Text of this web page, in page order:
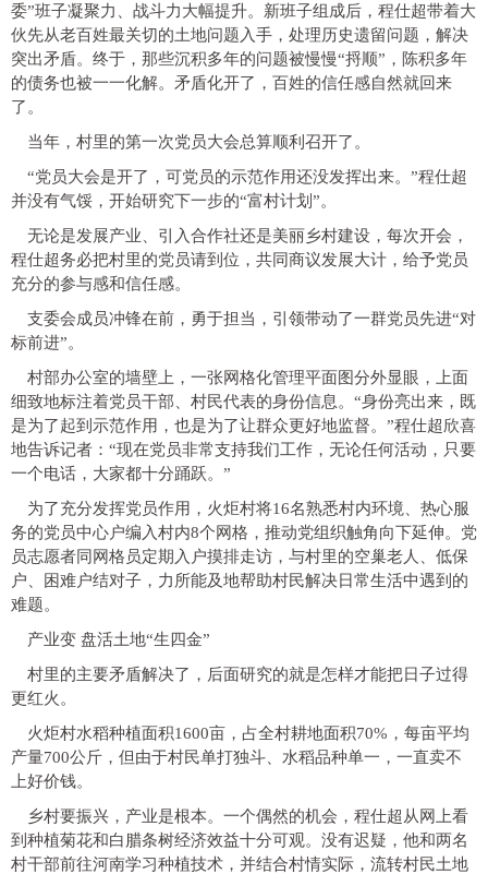
委”班子凝聚力、战斗力大幅提升。新班子组成后，程仕超带着大
伙先从老百姓最关切的土地问题入手，处理历史遗留问题，解决
突出矛盾。终于，那些沉积多年的问题被慢慢“捋顺”，陈积多年
的债务也被一一化解。矛盾化开了，百姓的信任感自然就回来
了。
当年，村里的第一次党员大会总算顺利召开了。
“党员大会是开了，可党员的示范作用还没发挥出来。”程仕超
并没有气馁，开始研究下一步的“富村计划”。
无论是发展产业、引入合作社还是美丽乡村建设，每次开会，
程仕超务必把村里的党员请到位，共同商议发展大计，给予党员
充分的参与感和信任感。
支委会成员冲锋在前，勇于担当，引领带动了一群党员先进“对
标前进”。
村部办公室的墙壁上，一张网格化管理平面图分外显眼，上面
细致地标注着党员干部、村民代表的身份信息。“身份亮出来，既
是为了起到示范作用，也是为了让群众更好地监督。”程仕超欣喜
地告诉记者：“现在党员非常支持我们工作，无论任何活动，只要
一个电话，大家都十分踊跃。”
为了充分发挥党员作用，火炬村将16名熟悉村内环境、热心服
务的党员中心户编入村内8个网格，推动党组织触角向下延伸。党
员志愿者同网格员定期入户摸排走访，与村里的空巢老人、低保
户、困难户结对子，力所能及地帮助村民解决日常生活中遇到的
难题。
产业变 盘活土地“生四金”
村里的主要矛盾解决了，后面研究的就是怎样才能把日子过得
更红火。
火炬村水稻种植面积1600亩，占全村耕地面积70%，每亩平均
产量700公斤，但由于村民单打独斗、水稻品种单一，一直卖不
上好价钱。
乡村要振兴，产业是根本。一个偶然的机会，程仕超从网上看
到种植菊花和白腊条树经济效益十分可观。没有迟疑，他和两名
村干部前往河南学习种植技术，并结合村情实际，流转村民土地